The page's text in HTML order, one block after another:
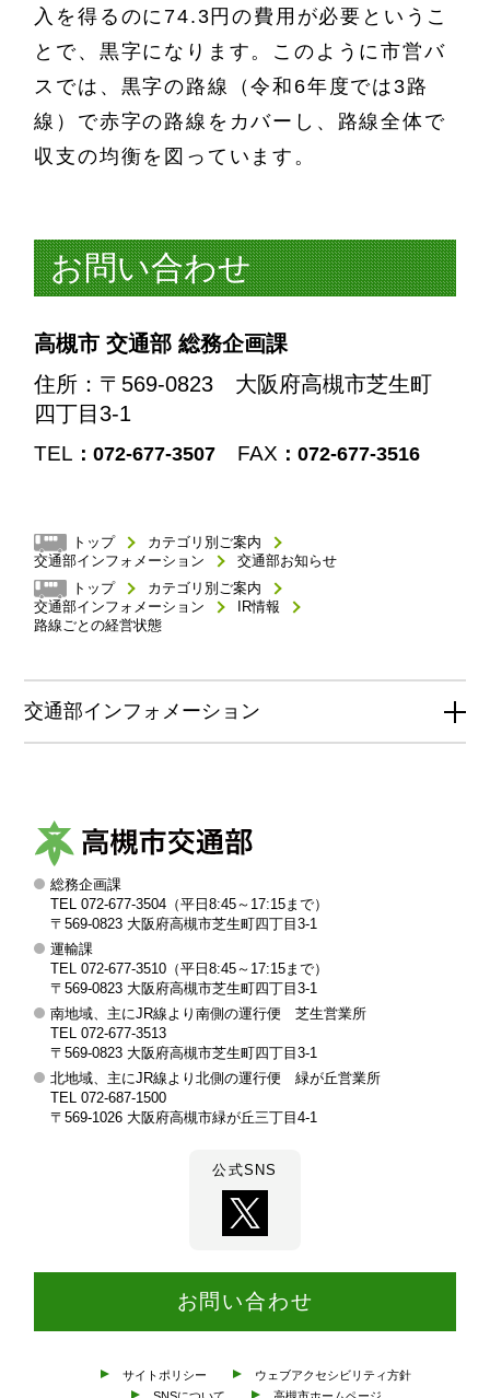
入を得るのに74.3円の費用が必要というこ
とで、黒字になります。このように市営バ
スでは、黒字の路線（令和6年度では3路
線）で赤字の路線をカバーし、路線全体で
収支の均衡を図っています。
お問い合わせ
高槻市 交通部 総務企画課
住所 ：〒569-0823 大阪府高槻市芝生町
四丁目3-1
TEL ：072-677-3507 FAX ：072-677-3516
トップ
カテゴリ別ご案内
交通部インフォメーション
交通部お知らせ
トップ
カテゴリ別ご案内
交通部インフォメーション
IR情報
路線ごとの経営状態
交通部インフォメーション
槻
交
通
部
総務企画課
TEL 072-677-3504（平日8:45～17:15まで）
〒569-0823 大阪府高槻市芝生町四丁目3-1
運輸課
TEL 072-677-3510（平日8:45～17:15まで）
〒569-0823 大阪府高槻市芝生町四丁目3-1
南地域、主にJR線より南側の運行便 芝生営業所
TEL 072-677-3513
〒569-0823 大阪府高槻市芝生町四丁目3-1
北地域、主にJR線より北側の運行便 緑が丘営業所
TEL 072-687-1500
〒569-1026 大阪府高槻市緑が丘三丁目4-1
公式SNS
お問い合わせ
サイトポリシー
ウェブアクセシビリティ方針